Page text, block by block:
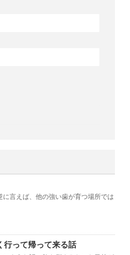
言えば、他の強い歯が育つ場所では
行って帰って来る話